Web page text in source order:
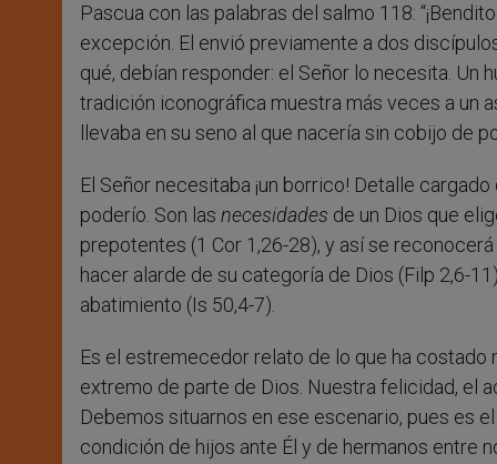
Pascua con las palabras del salmo 118:
excepción. El envió previamente a dos
qué, debían responder: el Señor lo necesita. Un
tradición iconográfica muestra más veces a un
llevaba en su seno al que nacería sin cobijo de
El Señor necesitaba ¡un borrico! Detalle
poderío. Son las necesidades de un Dios que
prepotentes (1 Cor 1,26-28), y así se
hacer alarde de su categoría de Dios (Filp 2,6-
abatimiento (Is 50,4-7).
Es el estremecedor relato de lo que ha costado
extremo de parte de Dios. Nuestra felicidad, el
Debemos situarnos en ese escenario, pues es
condición de hijos ante Él y de hermanos entre